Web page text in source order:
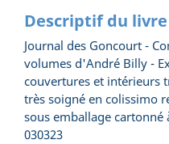
Descriptif du livre
Journal des Goncourt -
volumes d'André Billy -
couvertures et intérieurs
très soigné en colissimo
sous emballage
030323